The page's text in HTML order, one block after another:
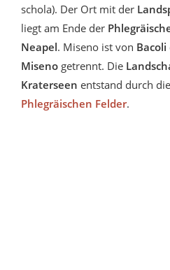
schola). Der Ort mit der
liegt am Ende der
Neapel. Miseno ist von Bacoli
Miseno getrennt. Die
Kraterseen entstand durch
Phlegräischen Felder.